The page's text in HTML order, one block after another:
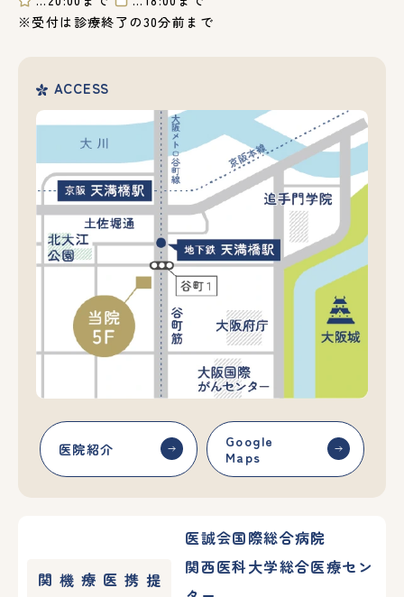
※受付は診療終了の30分前まで
ACCESS
医院紹介
Google
Maps
提携医療機関
医誠会国際総合病院
関西医科大学総合医療セン